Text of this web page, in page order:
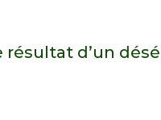
résultat d’un